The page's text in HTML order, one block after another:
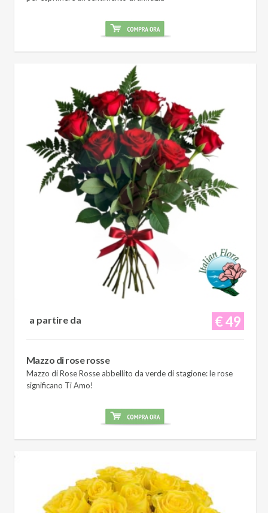
€ 49
a partire da
Mazzo di rose rosse
Mazzo di Rose Rosse abbellito da verde di stagione: le rose
significano Ti Amo!